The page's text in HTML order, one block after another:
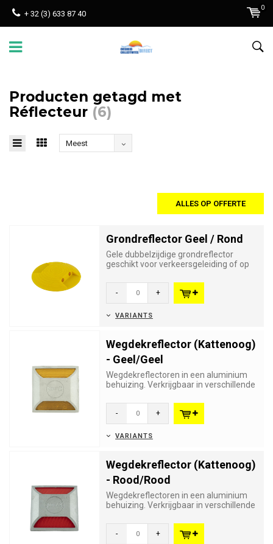
+ 32 (3) 633 87 40
0
Producten getagd met
Réflecteur (6)
Meest
ALLES OP OFFERTE
Grondreflector Geel / Rond
Gele dubbelzijdige grondreflector
geschikt voor verkeersgeleiding of op
- +
VARIANTS
Wegdekreflector (Kattenoog)
- Geel/Geel
Wegdekreflectoren in een aluminium
behuizing. Verkrijgbaar in verschillende
- +
VARIANTS
Wegdekreflector (Kattenoog)
- Rood/Rood
Wegdekreflectoren in een aluminium
behuizing. Verkrijgbaar in verschillende
- +